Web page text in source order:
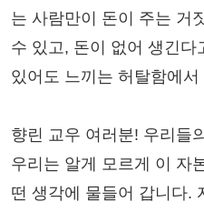
는 사람만이 돈이 주는 거
수 있고, 돈이 없어 생긴다
있어도 느끼는 허탈함에
향린 교우 여러분! 우리들
우리는 알게 모르게 이 자
떤 생각에 물들어 갑니다.